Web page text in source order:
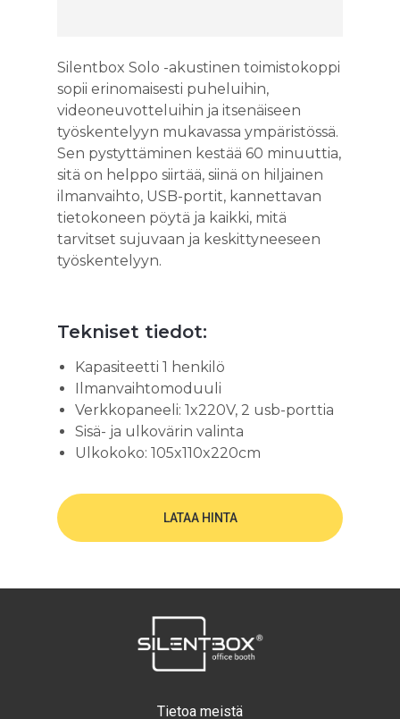
Silentbox Solo -akustinen toimistokoppi
sopii erinomaisesti puheluihin,
videoneuvotteluihin ja itsenäiseen
työskentelyyn mukavassa ympäristössä.
Sen pystyttäminen kestää 60 minuuttia,
sitä on helppo siirtää, siinä on hiljainen
ilmanvaihto, USB-portit, kannettavan
tietokoneen pöytä ja kaikki, mitä
tarvitset sujuvaan ja keskittyneeseen
työskentelyyn.
Kapasiteetti 1 henkilö
Ilmanvaihtomoduuli
Verkkopaneeli: 1x220V, 2 usb-porttia
Sisä- ja ulkovärin valinta
Ulkokoko: 105x110x220cm
LATAA HINTA
Tekniset tiedot:
Tietoa meistä